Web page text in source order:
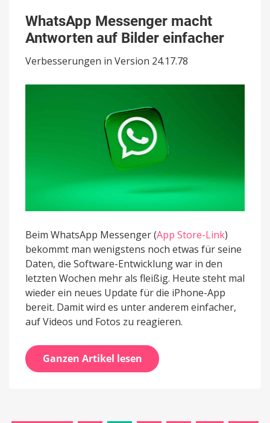
Messenger
macht
Antworten
Bilder
WhatsApp Messenger macht
Antworten auf Bilder einfacher
Verbesserungen in Version 24.17.78
Beim WhatsApp Messenger (App Store-Link)
bekommt man wenigstens noch etwas für seine
Daten, die Software-Entwicklung war in den
letzten Wochen mehr als fleißig. Heute steht mal
wieder ein neues Update für die iPhone-App
bereit. Damit wird es unter anderem einfacher,
auf Videos und Fotos zu reagieren.
Ganzen Artikel lesen